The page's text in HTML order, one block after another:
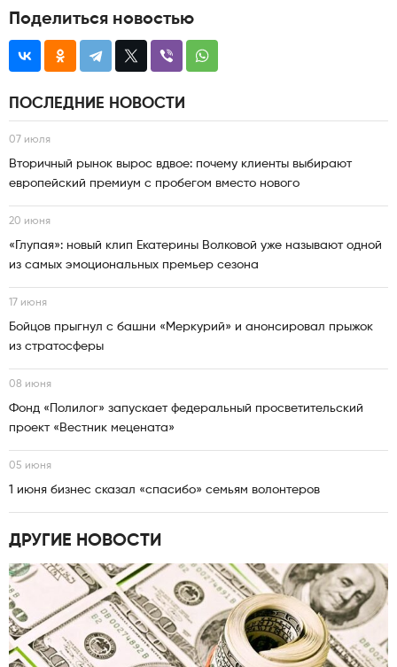
Поделиться новостью
ПОСЛЕДНИЕ НОВОСТИ
07 июля
Вторичный рынок вырос вдвое: почему клиенты выбирают
европейский премиум с пробегом вместо нового
20 июня
«Глупая»: новый клип Екатерины Волковой уже называют одной
из самых эмоциональных премьер сезона
17 июня
Бойцов прыгнул с башни «Меркурий» и анонсировал прыжок
из стратосферы
08 июня
Фонд «Полилог» запускает федеральный просветительский
проект «Вестник мецената»
05 июня
1 июня бизнес сказал «спасибо» семьям волонтеров
ДРУГИЕ НОВОСТИ